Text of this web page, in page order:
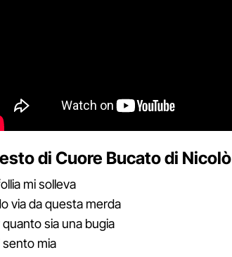
di Cuore Bucato di Nicolò
mi solleva
via da questa merda
quanto sia una bugia
sento mia